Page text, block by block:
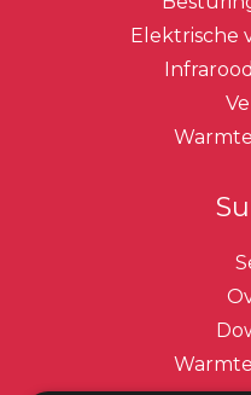
Elektrische